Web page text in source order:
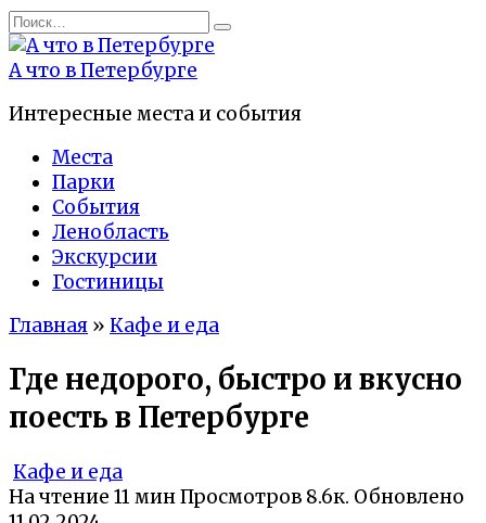
Перейти
к
содержанию
Search
for:
А что в Петербурге
Интересные места и события
Места
Парки
События
Ленобласть
Экскурсии
Гостиницы
Главная » Кафе и еда
Где недорого, быстро и вкусно
поесть в Петербурге
Кафе и еда
На чтение 11 минПросмотров 8.6к. Обновлено